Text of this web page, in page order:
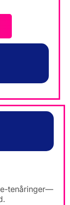
tenåringer—